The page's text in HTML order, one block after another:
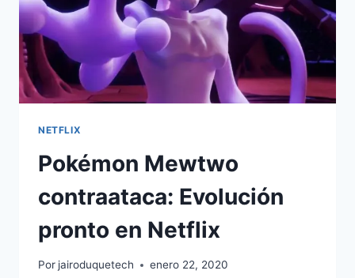
NETFLIX
Pokémon Mewtwo
contraataca: Evolución
pronto en Netflix
Por jairoduquetech enero 22, 2020